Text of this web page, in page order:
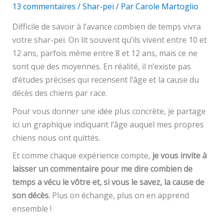
13 commentaires /Shar-peï/ ParCarole Martoglio
Difficile de savoir à l’avance combien de temps vivra
votre shar-peï. On lit souvent qu’ils vivent entre 10 et
12 ans, parfois même entre 8 et 12 ans, mais ce ne
sont que des moyennes. En réalité, il n’existe pas
d’études précises qui recensent l’âge et la cause du
décès des chiens par race.
Pour vous donner une idée plus concrète, je partage
ici un graphique indiquant l’âge auquel mes propres
chiens nous ont quittés.
Et comme chaque expérience compte, je vous invite à
laisser un commentaire pour me dire combien de
temps a vécu le vôtre et, si vous le savez, la cause de
son décès. Plus on échange, plus on en apprend
ensemble !